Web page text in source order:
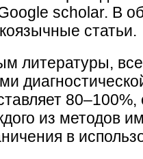
scholar. В
статьи.
литературы,
из методов
в